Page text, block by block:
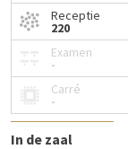
Receptie
220
Examen
-
Carré
-
In de zaal